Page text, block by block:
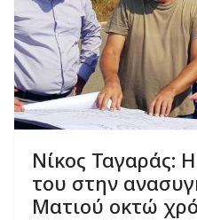
Νίκος Ταγαράς:
του στην
Ματιού οκτώ